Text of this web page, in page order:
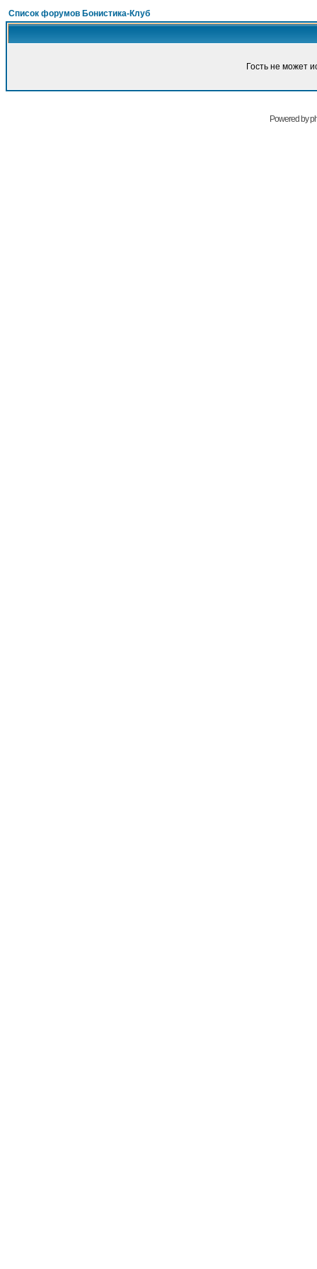
Список форумов Бонистика-Клуб
Гость не может
Powered by